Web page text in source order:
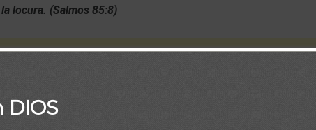
locura. (Salmos 85:8)
DIOS